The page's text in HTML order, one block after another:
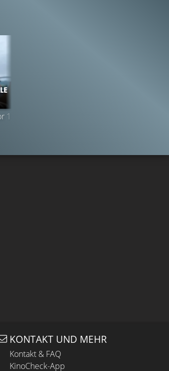
1 Jahr
KONTAKT UND MEHR
Kontakt & FAQ
KinoCheck-App